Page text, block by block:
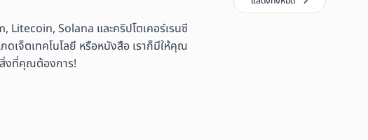
Solana และคริปโตเคอร์เรนซี
เจ็ตเทคโนโลยี หรือหนังสือ เราก็มีให้คุณ
งที่คุณต้องการ!